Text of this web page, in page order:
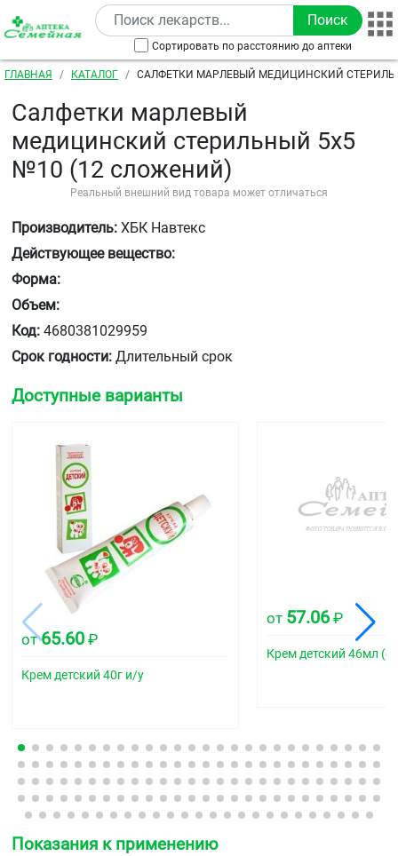
Перейти к основному содержанию
Сортировать по расстоянию до аптеки
Строка навигации
ГЛАВНАЯ КАТАЛОГ
САЛФЕТКИ МАРЛЕВЫЙ МЕДИЦИНСКИЙ
Салфетки марлевый
медицинский стерильный 5х5
№10 (12 сложений)
Реальный внешний вид товара может отличаться
Производитель: ХБК Навтекс
Действующее вещество:
Форма:
Объем:
Код: 4680381029959
Срок годности: Длительный срок
Доступные варианты
от65.60 ₽
Крем детский 40г и/у
от 57.06 ₽
Крем детский 46мл
Показания к применению